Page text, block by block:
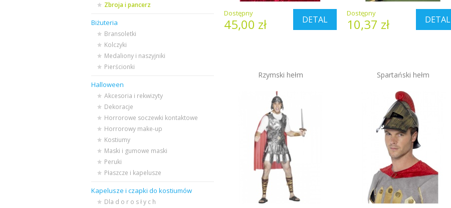
Zbroja i pancerz
Biżuteria
Bransoletki
Kolczyki
Medaliony i naszyjniki
Pierścionki
Halloween
Akcesoria i rekwizyty
Dekoracje
Horrorowe soczewki kontaktowe
Horrorowy make-up
Kostiumy
Maski i gumowe maski
Peruki
Płaszcze i kapelusze
Kapelusze i czapki do kostiumów
Dla d o r o s ł y c h
DETAL
Dostępny
45,00 zł DETAL
Dostępny
10,37 zł
Rzymski hełm Spartański hełm